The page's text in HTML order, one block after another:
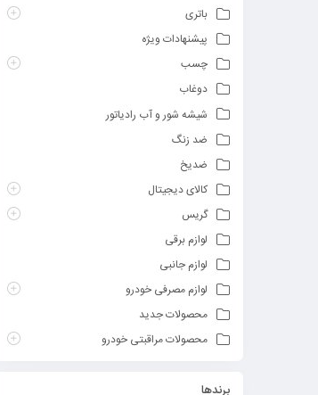
باتری
پیشنهادات ویژه
چسب
دوغاب
شیشه شور و آب رادیاتور
ضد زنگ
ضدیخ
کالای دیجیتال
گریس
لوازم برقی
لوازم جانبی
لوازم مصرفی خودرو
محصولات جدید
محصولات مراقبتی خودرو
برندها